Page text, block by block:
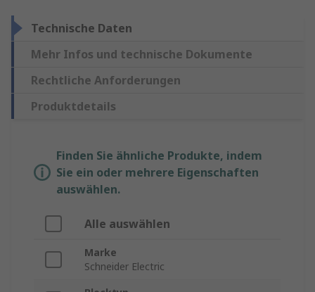
Technische Daten
Mehr Infos und technische Dokumente
Rechtliche Anforderungen
Produktdetails
Finden Sie ähnliche Produkte, indem
Sie ein oder mehrere Eigenschaften
auswählen.
Alle auswählen
Marke
Schneider Electric